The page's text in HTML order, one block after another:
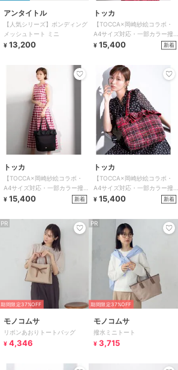
アンタイトル
【人気シリーズ】ボンディング
メッシュトート ミニ
¥ 13,200
トッカ
【TOCCA×岡崎紗絵コラボ・
A4サイズ対応・一部カラー撥
水】COLOR OF WAVES BAG
¥ 15,400 新着
トッカ
【TOCCA×岡崎紗絵コラボ・
A4サイズ対応・一部カラー撥
水】COLOR OF WAVES BAG
¥ 15,400 新着
トッカ
【TOCCA×岡崎紗絵コラボ・
A4サイズ対応・一部カラー撥
水】COLOR OF WAVES BAG
¥ 15,400 新着
PR
期間限定37%OFF
モノコムサ
リボンあおりトートバッグ
¥ 4,346
PR
期間限定37%OFF
モノコムサ
撥水ミニトート
¥ 3,715